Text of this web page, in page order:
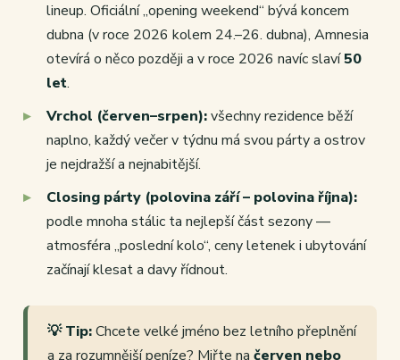
lineup. Oficiální „opening weekend“ bývá koncem
dubna (v roce 2026 kolem 24.–26. dubna), Amnesia
otevírá o něco později a v roce 2026 navíc slaví50
let.
Vrchol (červen–srpen):všechny rezidence běží
naplno, každý večer v týdnu má svou párty a ostrov
je nejdražší a nejnabitější.
Closing párty (polovina září – polovina října):
podle mnoha stálic ta nejlepší část sezony —
atmosféra „poslední kolo“, ceny letenek i ubytování
začínají klesat a davy řídnout.
💡 Tip:Chcete velké jméno bez letního přeplnění
a za rozumnější peníze? Miřte na červen nebo